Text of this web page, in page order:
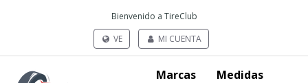
Bienvenido a TireClub
VE
MI CUENTA
Marcas Medidas